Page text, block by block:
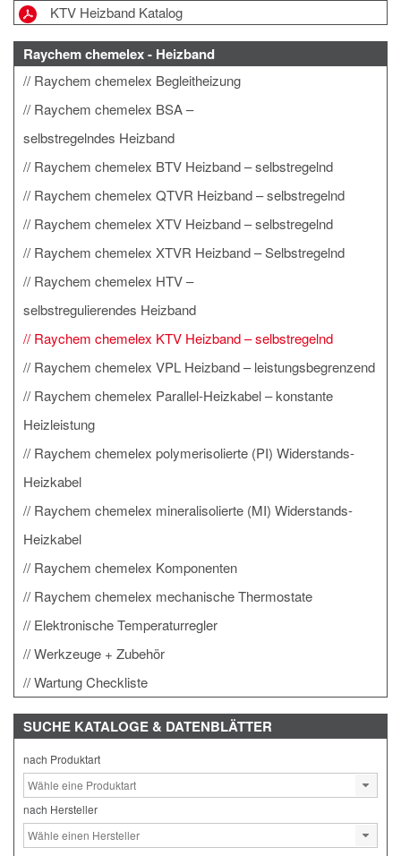
KTV Heizband Katalog
Raychem chemelex - Heizband
Raychem chemelex Begleitheizung
Raychem chemelex BSA –
selbstregelndes Heizband
Raychem chemelex BTV Heizband – selbstregelnd
Raychem chemelex QTVR Heizband – selbstregelnd
Raychem chemelex XTV Heizband – selbstregelnd
Raychem chemelex XTVR Heizband – Selbstregelnd
Raychem chemelex HTV –
selbstregulierendes Heizband
Raychem chemelex KTV Heizband – selbstregelnd
Raychem chemelex VPL Heizband – leistungsbegrenzend
Raychem chemelex Parallel-Heizkabel – konstante
Heizleistung
Raychem chemelex polymerisolierte (PI) Widerstands-
Heizkabel
Raychem chemelex mineralisolierte (MI) Widerstands-
Heizkabel
Raychem chemelex Komponenten
Raychem chemelex mechanische Thermostate
Elektronische Temperaturregler
Werkzeuge + Zubehör
Wartung Checkliste
SUCHE KATALOGE & DATENBLÄTTER
nach Produktart
nach Hersteller